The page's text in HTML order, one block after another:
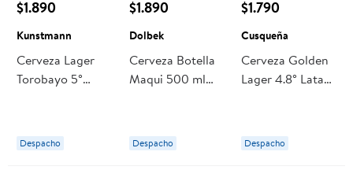
$1.890
Kunstmann
Cerveza Lager
Torobayo 5°
Despacho
$1.890
Dolbek
Cerveza Botella
Maqui 500 ml
Despacho
$1.790
Cusqueña
Cerveza Golden
Lager 4.8° Lata
Despacho